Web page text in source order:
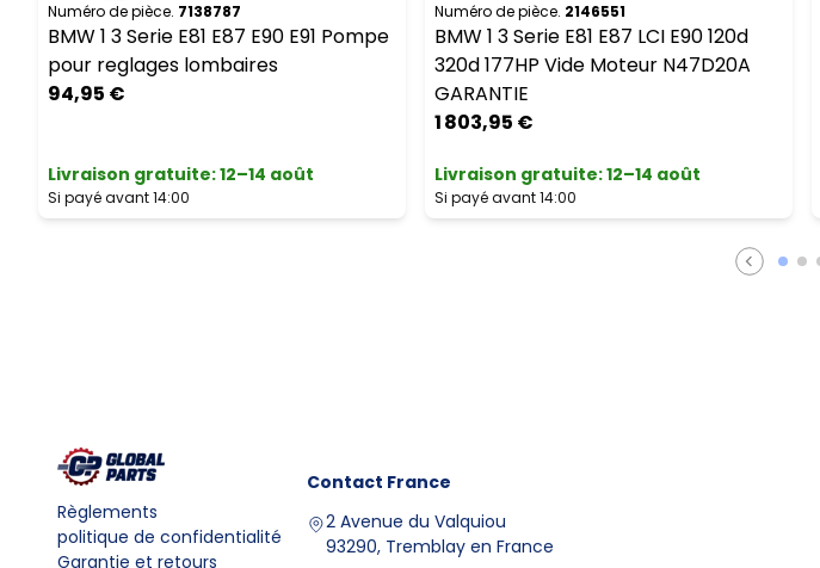
Numéro de pièce. 7138787
BMW 1 3 Serie E81 E87 E90 E91 Pompe
pour reglages lombaires
94,95 €
Livraison gratuite:12–14 août
Si payé avant 14:00
Numéro de pièce. 2146551
BMW 1 3 Serie E81 E87 LCI E90 120d
320d 177HP Vide Moteur N47D20A
GARANTIE
1 803,95 €
Livraison gratuite:12–14 août
Si payé avant 14:00
Règlements
politique de confidentialité
Garantie et retours
Contact France
2 Avenue du Valquiou
93290, Tremblay en France